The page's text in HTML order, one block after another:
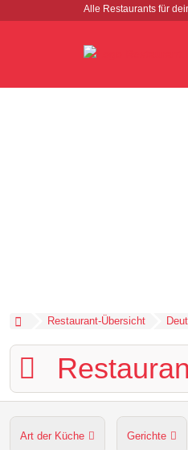
Alle Restaurants für
Restaurant-Übersicht
Art der Küche Gerichte